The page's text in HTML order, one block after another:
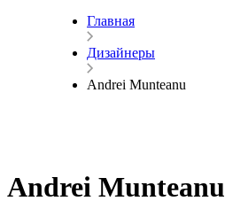
Главная
Дизайнеры
Andrei Munteanu
Andrei Munteanu